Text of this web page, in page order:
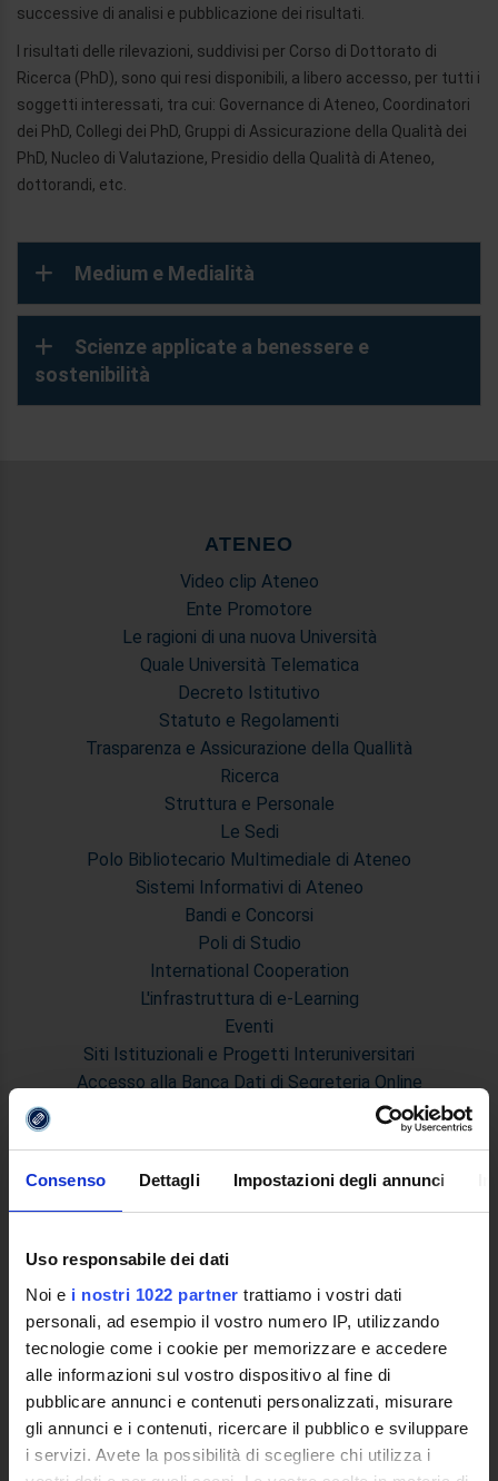
Consenso Dettagli Impostazioni degli annunci
Uso responsabile dei dati
Noi e i nostri 1022 partner trattiamo i vostri dati
personali, ad esempio il vostro numero IP, utilizzando
tecnologie come i cookie per memorizzare e accedere
alle informazioni sul vostro dispositivo al fine di
pubblicare annunci e contenuti personalizzati, misurare
gli annunci e i contenuti, ricercare il pubblico e sviluppare
i servizi. Avete la possibilità di scegliere chi utilizza i
successive di analisi e pubblicazione dei risultati.
I risultati delle rilevazioni, suddivisi per Corso di Dottorato di
Ricerca (PhD), sono qui resi disponibili, a libero accesso, per tutti i
soggetti interessati, tra cui: Governance di Ateneo, Coordinatori
dei PhD, Collegi dei PhD, Gruppi di Assicurazione della Qualità dei
PhD, Nucleo di Valutazione, Presidio della Qualità di Ateneo,
dottorandi, etc.
Medium e Medialità
Scienze applicate a benessere e
sostenibilità
ATENEO
Video clip Ateneo
Ente Promotore
Le ragioni di una nuova Università
Quale Università Telematica
Decreto Istitutivo
Statuto e Regolamenti
Trasparenza e Assicurazione della Quallità
Ricerca
Struttura e Personale
Le Sedi
Polo Bibliotecario Multimediale di Ateneo
Sistemi Informativi di Ateneo
Bandi e Concorsi
Poli di Studio
International Cooperation
L'infrastruttura di e-Learning
Eventi
Siti Istituzionali e Progetti Interuniversitari
Accesso alla Banca Dati di Segreteria Online
Posta Elettronica Certificata - PEC
DIDATTICA
Corsi di Perfezionamento
Dottorato di Ricerca
Percorsi abilitanti di formazione iniziale degli insegnanti
DPCM 4/8/23
Certificazioni e Alta Formazione Professionale
Corsi Singoli
Mondo Scuola - Corsi per Insegnanti
Riepilogo Offerta Formativa